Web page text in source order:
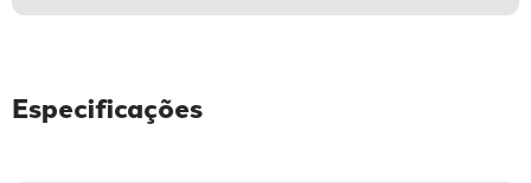
Especificações